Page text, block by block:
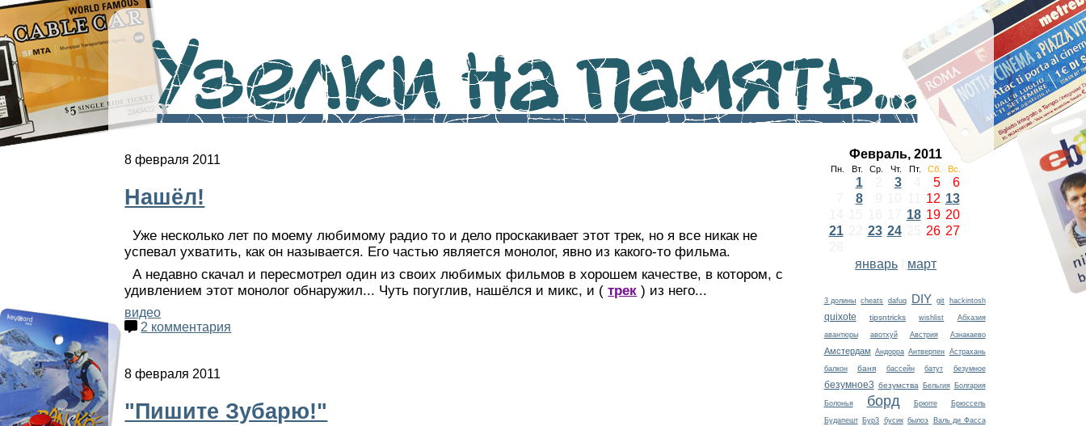
Узелки на память...
Февраль, 2011
Пн. Вт. Ср. Чт. Пт. Сб. Вс.
1 3 5
6
8 12 13
18 19 20
21
23 24 26 27
январь
март
3 долины cheats dafuq DIY git hackintosh
quixote tipsntricks wishlist Абхазия
авантюры авотхуй Австрия Азнакаево
Амстердам Андорра Антверпен Астрахань
балкон баня бассейн батут безумное
безумное3 безумства Бельгия Болгария
Болонья борд Брюгге Брюссель
Будапешт Бур3 бусик былоэ Валь ди Фасса
8 февраля 2011
Нашёл!
Уже несколько лет по моему любимому радио то и дело проскакивает этот трек, но я все никак не
успевал ухватить, как он называется. Его частью является монолог, явно из какого-то фильма.
А недавно скачал и пересмотрел один из своих любимых фильмов в хорошем качестве, в котором, с
удивлением этот монолог обнаружил... Чуть погуглив, нашёлся и микс, и ( трек ) из него...
видео
2 комментария
8 февраля 2011
"Пишите Зубарю!"